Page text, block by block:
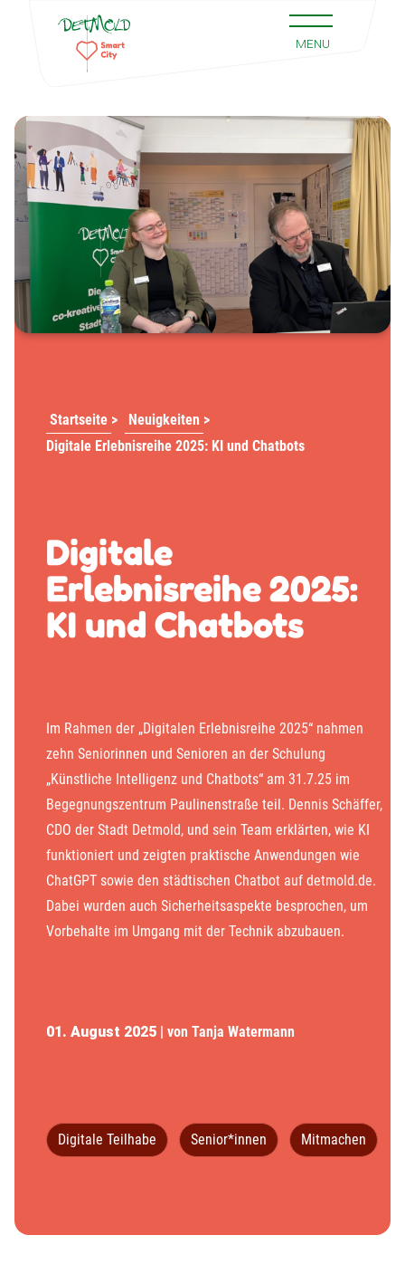
Startseite > Neuigkeiten >
Digitale Erlebnisreihe 2025: KI und Chatbots
Digitale
Erlebnisreihe 2025:
KI und Chatbots
Im Rahmen der „Digitalen Erlebnisreihe 2025“ nahmen
zehn Seniorinnen und Senioren an der Schulung
„Künstliche Intelligenz und Chatbots“ am 31.7.25 im
Begegnungszentrum Paulinenstraße teil. Dennis Schäffer,
CDO der Stadt Detmold, und sein Team erklärten, wie KI
funktioniert und zeigten praktische Anwendungen wie
ChatGPT sowie den städtischen Chatbot auf detmold.de.
Dabei wurden auch Sicherheitsaspekte besprochen, um
Vorbehalte im Umgang mit der Technik abzubauen.
01. August 2025| von Tanja Watermann
Digitale Teilhabe Senior*innen Mitmachen